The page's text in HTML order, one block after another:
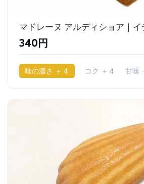
マドレーヌ アルディショア｜イ
340円
味の濃さ ＋４ コク ＋４ 甘味